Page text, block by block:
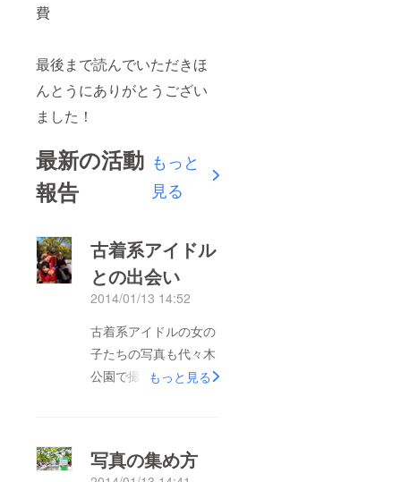
費
最後まで読んでいただきほ
んとうにありがとうござい
ました！
最新の活動
報告
もっと
見る
古着系アイドル
との出会い
2014/01/13 14:52
古着系アイドルの女の
子たちの写真も代々木
公園で撮らせていただ
用しアイドルとして活
もっと見る
写真の集め方